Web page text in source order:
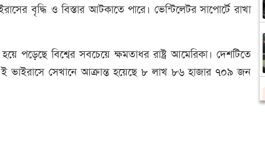
বৃদ্ধি ও বিস্তার আটকাতে পারে। ভেন্টিলেটর সাপোর্টে রাখা
পড়েছে বিশ্বের সবচেয়ে ক্ষমতাধর রাষ্ট্র আমেরিকা। দেশটিতে
ভাইরাসে সেখানে আক্রান্ত হয়েছে ৮ লাখ ৮৬ হাজার ৭০৯ জন